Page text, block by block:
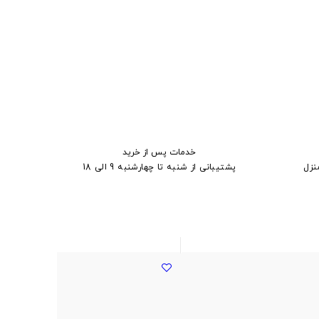
خدمات پس از خرید
پشتیبانی از شنبه تا چهارشنبه 9 الی 18